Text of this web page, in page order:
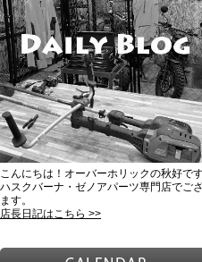
こんにちは！オーバーホリックの秋好です
ハスクバーナ・ゼノアパーツ専門店でご
ます。
店長日記はこちら >>